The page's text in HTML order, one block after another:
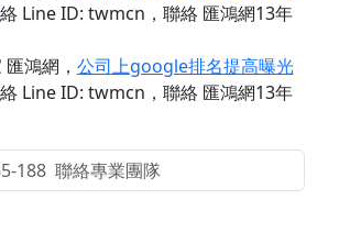
Line ID: twmcn ，聯絡 匯鴻網13年
匯鴻網 ， 公司上google排名提高曝光
Line ID: twmcn ，聯絡 匯鴻網13年